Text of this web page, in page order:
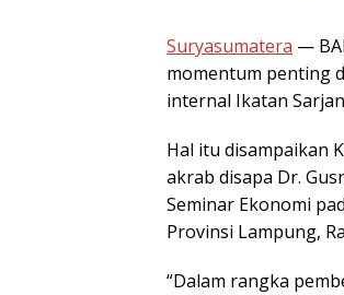
Suryasumatera —
momentum penting
internal Ikatan
Hal itu disampaikan
akrab disapa Dr.
Seminar Ekonomi
Provinsi Lampung,
“Dalam rangka